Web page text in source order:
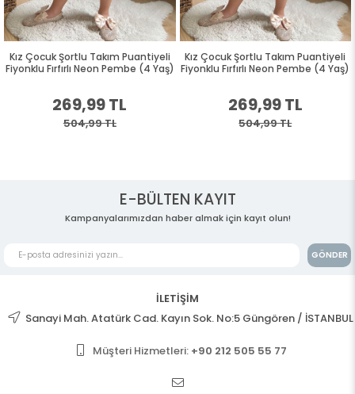
Kız Çocuk Şortlu Takım Puantiyeli
Fiyonklu Fırfırlı Neon Pembe (4 Yaş)
269,99 TL
504,99 TL
Kız Çocuk Şortlu Takım Puantiyeli
Fiyonklu Fırfırlı Neon Pembe (4 Yaş)
269,99 TL
504,99 TL
E-BÜLTEN KAYIT
Kampanyalarımızdan haber almak için kayıt olun!
GÖNDER
İLETİŞİM
Sanayi Mah. Atatürk Cad. Kayın Sok. No:5 Güngören / İSTANBUL
Müşteri Hizmetleri: +90 212 505 55 77